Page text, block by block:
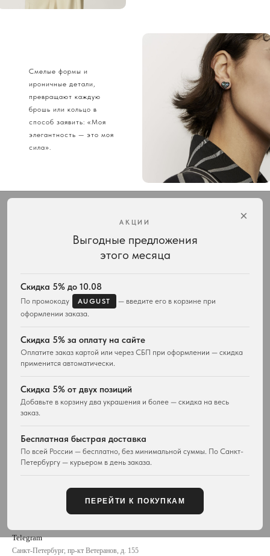
Смелые формы и
ироничные детали,
превращают каждую
брошь или кольцо в
способ заявить: «Моя
элегантность — это моя
сила».
×
АКЦИИ
Выгодные предложения
этого месяца
Скидка 5% до 10.08
По промокоду AUGUST
— введите его в корзине при
оформлении заказа.
Скидка 5% за оплату на сайте
Оплатите заказ картой или через СБП при оформлении — скидка
применится автоматически.
Скидка 5% от двух позиций
Добавьте в корзину два украшения и более — скидка на весь
заказ.
Бесплатная быстрая доставка
По всей России — бесплатно, без минимальной суммы. По Санкт-
Петербургу — курьером в день заказа.
ПЕРЕЙТИ К ПОКУПКАМ
Интернет-магазин украшений Vivienne Westwood с доставкой по всей России
Весь ассортимент
Подвески и ожерелья
Серьги
Кольца
Часы
Сумки
Доставка
Возврат товара
Отзывы покупателей
Контакты
Карта сайта
О магазине
Новости и проекты
Все материалы
+7 929 115-81-82
Telegram
Санкт-Петербург, пр-кт Ветеранов, д. 155